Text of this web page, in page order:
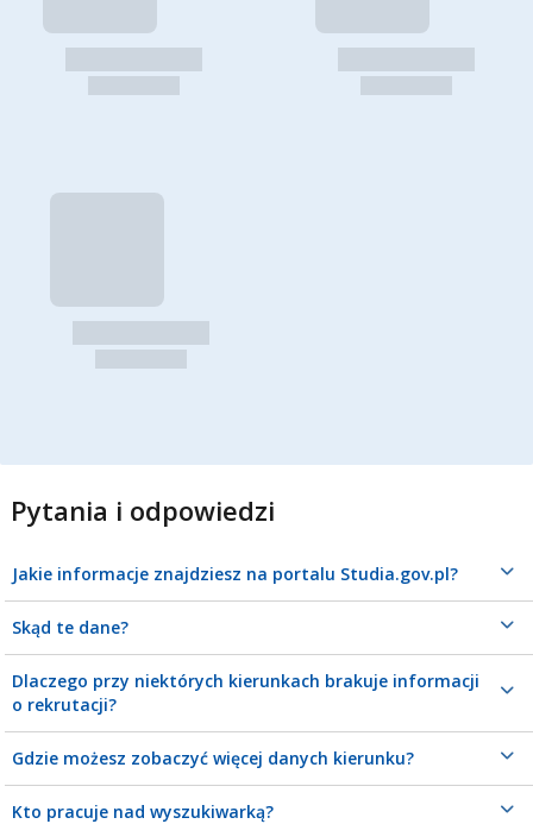
Pytania i odpowiedzi
Jakie informacje znajdziesz na portalu Studia.gov.pl?
Skąd te dane?
Dlaczego przy niektórych kierunkach brakuje informacji
o rekrutacji?
Gdzie możesz zobaczyć więcej danych kierunku?
Kto pracuje nad wyszukiwarką?